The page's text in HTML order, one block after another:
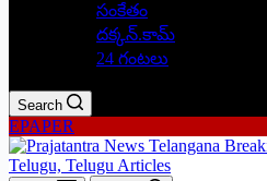
సంకేతం
దక్కన్.కామ్
24 గంటలు
Search
EPAPER